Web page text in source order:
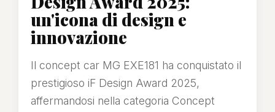
un'icona di design e
innovazione
Il concept car MG EXE181 ha conquistato il
prestigioso iF Design Award 2025,
affermandosi nella categoria Concept